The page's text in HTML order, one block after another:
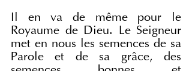
Il en va de même pour le
Royaume de Dieu. Le Seigneur
met en nous les semences de sa
Parole et de sa grâce, des